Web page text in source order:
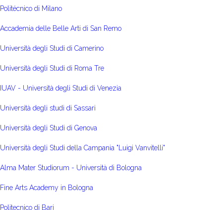
Politécnico di Milano
Accademia delle Belle Arti di San Remo
Università degli Studi di Camerino
Università degli Studi di Roma Tre
IUAV - Università degli Studi di Venezia
Università degli studi di Sassari
Università degli Studi di Genova
Università degli Studi della Campania "Luigi Vanvitelli"
Alma Mater Studiorum - Università di Bologna
Fine Arts Academy in Bologna
Politecnico di Bari